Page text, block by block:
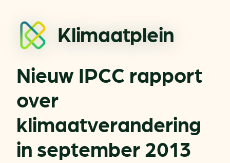
Klimaatplein
Nieuw IPCC rapport
over
klimaatverandering
in september 2013